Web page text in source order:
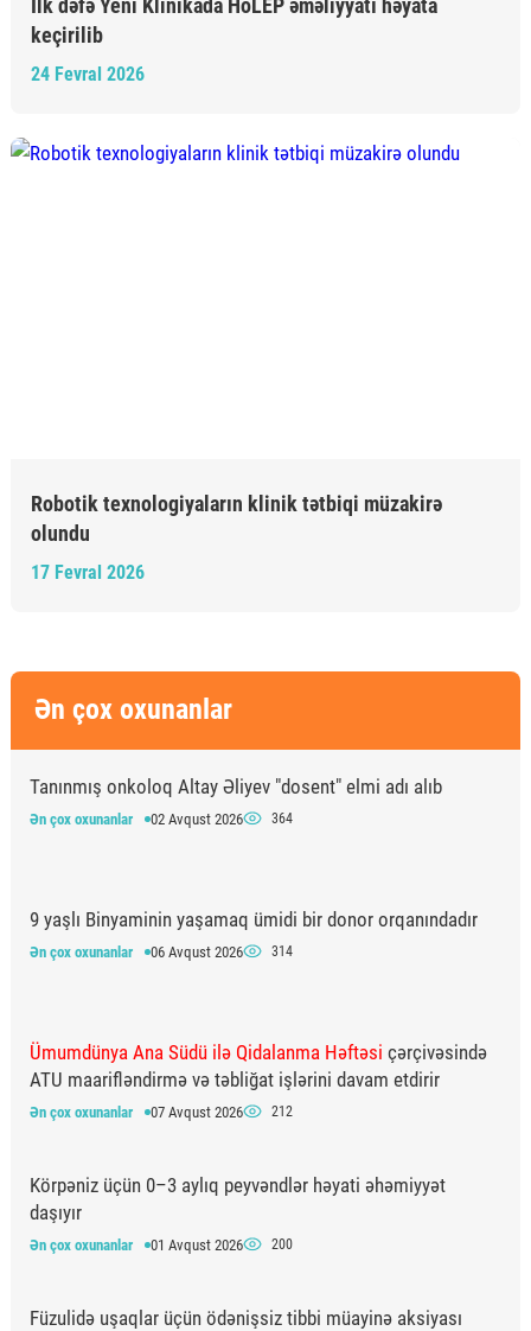
24 Fevral 2026
Robotik texnologiyaların klinik tətbiqi müzakirə
olundu
17 Fevral 2026
Ən çox oxunanlar
Tanınmış onkoloq Altay Əliyev "dosent" elmi adı alıb
Ən çox oxunanlar 02 Avqust 2026 364
9 yaşlı Binyaminin yaşamaq ümidi bir donor orqanındadır
Ən çox oxunanlar 06 Avqust 2026 314
Ümumdünya Ana Südü ilə Qidalanma Həftəsi çərçivəsində
Ən çox oxunanlar 07 Avqust 2026 212
Körpəniz üçün 0–3 aylıq peyvəndlər həyati əhəmiyyət
daşıyır
Ən çox oxunanlar 01 Avqust 2026 200
Füzulidə uşaqlar üçün ödənişsiz tibbi müayinə aksiyası